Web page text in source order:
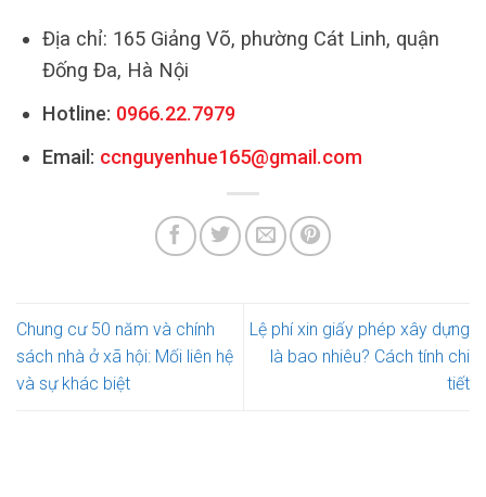
Địa chỉ: 165 Giảng Võ, phường Cát Linh, quận
Đống Đa, Hà Nội
Hotline: 0966.22.7979
Email: ccnguyenhue165@gmail.com
Chung cư 50 năm và chính
sách nhà ở xã hội: Mối liên hệ
và sự khác biệt
Lệ phí xin giấy phép xây dựng
là bao nhiêu? Cách tính chi
tiết